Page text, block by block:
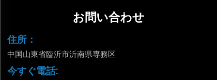
お問い合わせ
住所：
中国山東省臨沂市沂南県専務区
今すぐ電話: